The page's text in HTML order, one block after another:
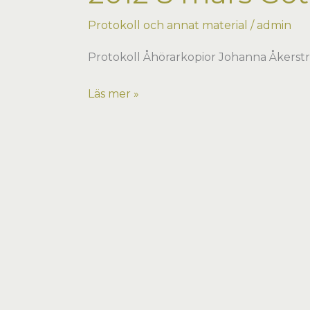
Protokoll och annat material / admin
Protokoll Åhörarkopior Johanna
2012
Läs mer »